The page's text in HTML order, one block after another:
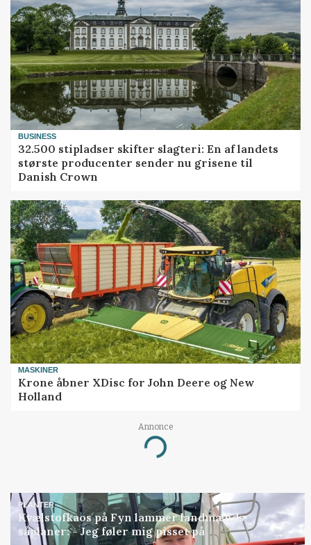
BUSINESS
32.500 stipladser skifter slagteri: En af landets
største producenter sender nu grisene til
Danish Crown
MASKINER
Krone åbner XDisc for John Deere og New
Holland
Annonce
Loading...
PLANTER
Kvælstofkaos på Fyn lammer landmænds
såplaner: - Jeg føler mig pisset på